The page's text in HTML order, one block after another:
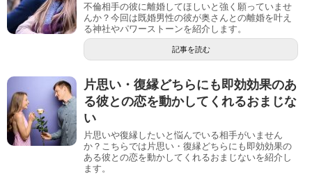
不倫相手の彼に離婚してほしいと強く願っていませ
んか？今回は既婚男性の彼が奥さんとの離婚を叶え
る神社やパワーストーンを紹介します。
記事を読む
片思い・復縁どちらにも即効効果のあ
る彼との恋を動かしてくれるおまじな
い
片思いや復縁したいと悩んでいる相手がいません
か？こちらでは片思い・復縁どちらにも即効効果の
ある彼との恋を動かしてくれるおまじないを紹介し
ます。